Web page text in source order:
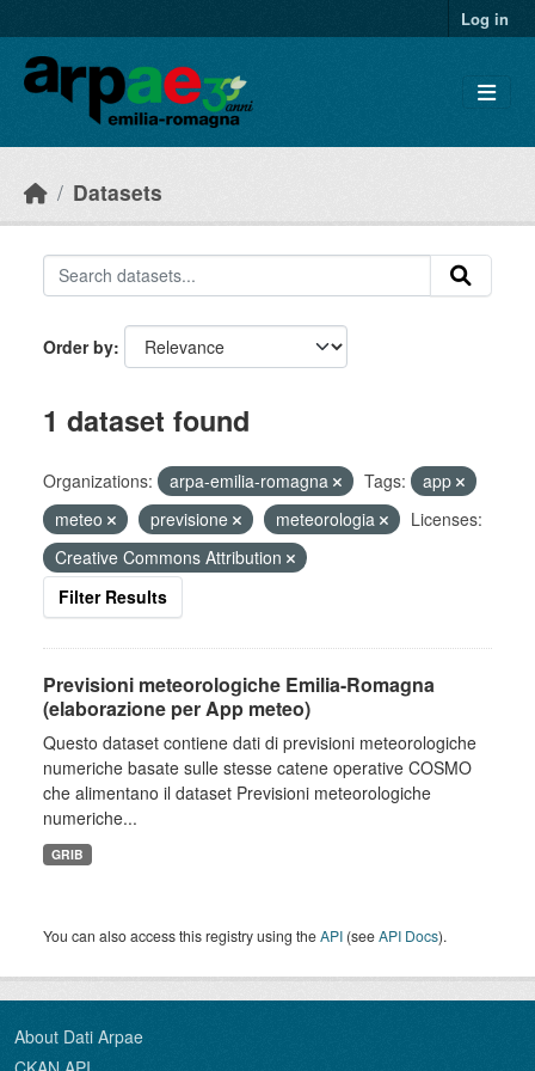
Log in
Datasets
Order by
1 dataset found
Organizations: arpa-emilia-romagna Tags:
app
meteo
previsione meteorologia
Licenses:
Creative Commons Attribution
Filter Results
Previsioni meteorologiche Emilia-Romagna
(elaborazione per App meteo)
Questo dataset contiene dati di previsioni meteorologiche
numeriche basate sulle stesse catene operative COSMO
che alimentano il dataset Previsioni meteorologiche
numeriche...
GRIB
You can also access this registry using theAPI (seeAPI Docs).
About Dati Arpae